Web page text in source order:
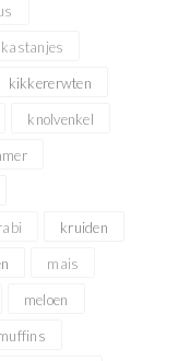
kastanjes
kikkererwten
knolvenkel
kruiden
mais
meloen